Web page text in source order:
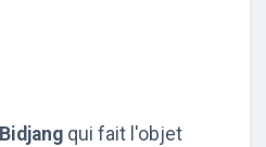
qui fait l'objet